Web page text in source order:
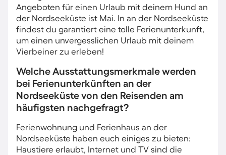
Angeboten für einen Urlaub mit deinem Hund an
der Nordseeküste ist Mai. In an der Nordseeküste
findest du garantiert eine tolle Ferienunterkunft,
um einen unvergesslichen Urlaub mit deinem
Vierbeiner zu erleben!
Welche Ausstattungsmerkmale werden
bei Ferienunterkünften an der
Nordseeküste von den Reisenden am
häufigsten nachgefragt?
Ferienwohnung und Ferienhaus an der
Nordseeküste haben euch einiges zu bieten:
Haustiere erlaubt, Internet und TV sind die